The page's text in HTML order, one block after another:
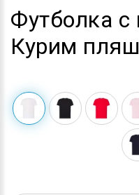
Футболка
Курим